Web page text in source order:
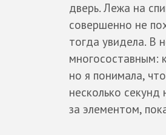
дверь. Лежа на
совершенно не
тогда увидела. В
многосоставным:
но я понимала,
несколько
за элементом,